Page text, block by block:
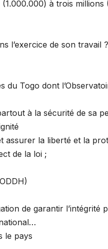
à trois
l’exercice de son travail ?
Togo dont
à la sécurité de sa
assurer la liberté et la
de la loi ;
de garantir
le pays